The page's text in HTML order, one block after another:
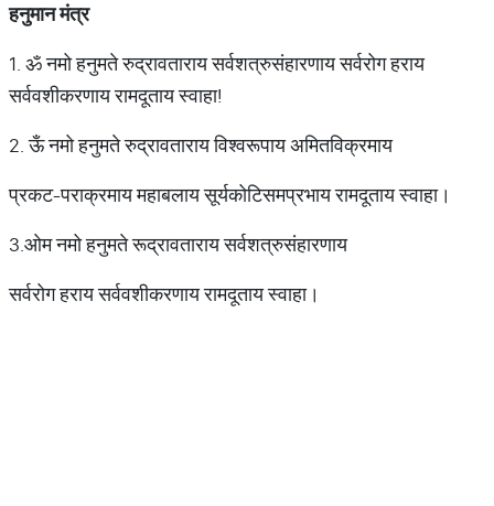
हनुमानमंत्र
1. ॐ नमो हनुमते रुद्रावताराय सर्वशत्रुसंहारणाय सर्वरोग हराय
सर्ववशीकरणाय रामदूताय स्वाहा!
2. ऊँ नमो हनुमते रुद्रावताराय विश्वरूपाय अमितविक्रमाय
प्रकट-पराक्रमाय महाबलाय सूर्यकोटिसमप्रभाय रामदूताय स्वाहा।
3.ओम नमो हनुमते रूद्रावताराय सर्वशत्रुसंहारणाय
सर्वरोग हराय सर्ववशीकरणाय रामदूताय स्वाहा।